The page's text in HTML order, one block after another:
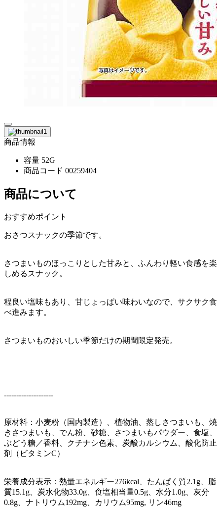
商品情報
容量 52G
商品コード 00259404
商品について
おすすめポイント
おさつスナックの季節です。
さつまいものほっこりとした甘みと、ふんわり軽い食感を楽
しめるスナック。
程良い塩味もあり、甘じょっぱい味わいなので、サクサク食
べ進みます。
さつまいものおいしい季節だけの期間限定発売。
--------------------
原材料：小麦粉（国内製造）、植物油、蒸しさつまいも、焼
きさつまいも、でん粉、砂糖、さつまいもパウダー、食塩、
ぶどう糖／香料、クチナシ色素、炭酸カルシウム、酸化防止
剤（ビタミンC）
栄養成分表示：熱量エネルギー276kcal、たんぱく質2.1g、脂
質15.1g、炭水化物33.0g、食塩相当量0.5g、水分1.0g、灰分
0.8g、ナトリウム192mg、カリウム95mg, リン46mg